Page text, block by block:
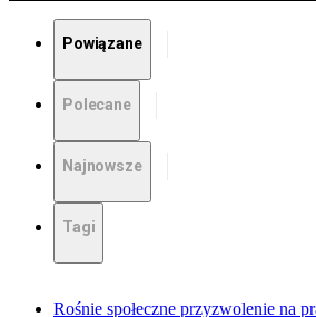
Powiązane
Polecane
Najnowsze
Tagi
Rośnie społeczne przyzwolenie na